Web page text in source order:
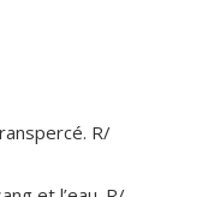
R/